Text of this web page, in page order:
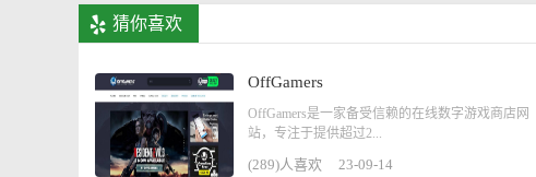
猜你喜欢
OffGamers
OffGamers是一家备受信赖的在线数字游戏商店网
站，专注于提供超过2...
(289)人喜欢 23-09-14